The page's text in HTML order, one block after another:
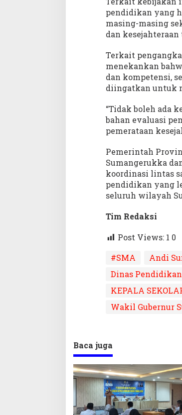
pendidikan yang
masing-masing
dan
Terkait
menekankan
dan kompetensi,
diingatkan untuk
“Tidak boleh ada
bahan evaluasi
pemerataan
Pemerintah
Sumangerukka
koordinasi lintas
pendidikan yang
seluruh wilayah
Tim Redaksi
Post Views: 1 0
#SMA
Andi
Dinas
KEPALA
Wakil Gubernur
Baca juga